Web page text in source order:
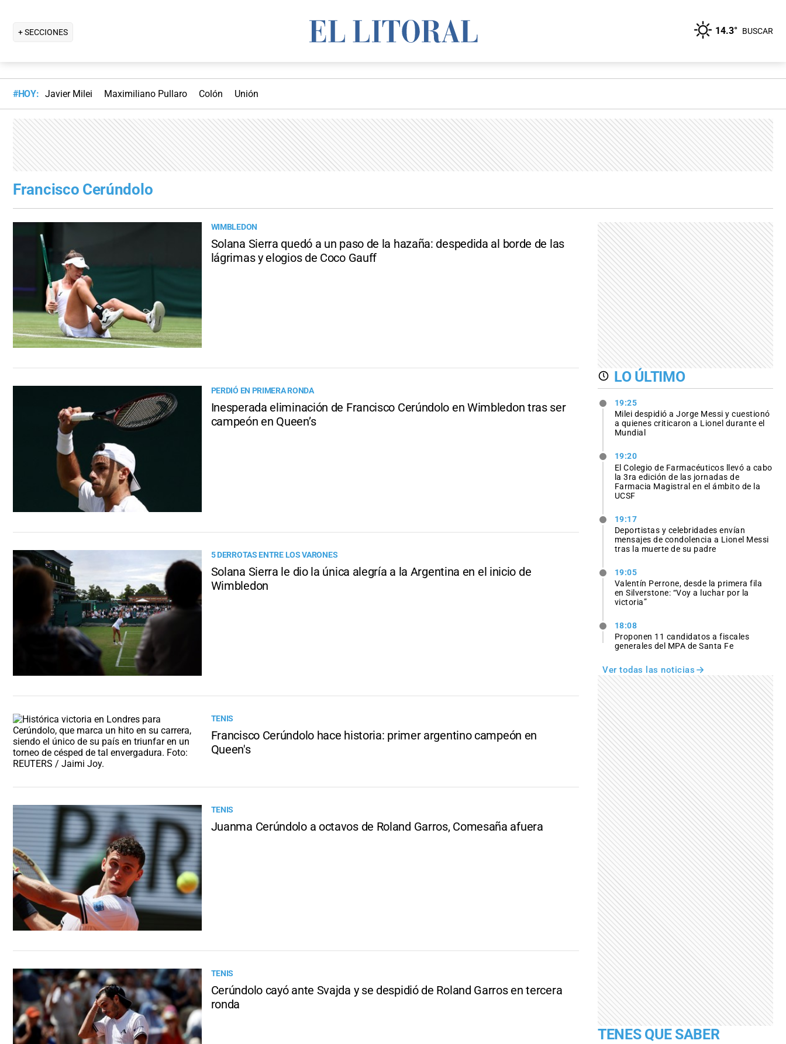
+ SECCIONES 14.3° BUSCAR
#HOY: Javier Milei Maximiliano Pullaro Colón Unión
Francisco Cerúndolo
WIMBLEDON
Solana Sierra quedó a un paso de la hazaña: despedida al borde de las
lágrimas y elogios de Coco Gauff
PERDIÓ EN PRIMERA RONDA
Inesperada eliminación de Francisco Cerúndolo en Wimbledon tras ser
campeón en Queen’s
5 DERROTAS ENTRE LOS VARONES
Solana Sierra le dio la única alegría a la Argentina en el inicio de
Wimbledon
TENIS
Francisco Cerúndolo hace historia: primer argentino campeón en
Queen's
TENIS
Juanma Cerúndolo a octavos de Roland Garros, Comesaña afuera
TENIS
Cerúndolo cayó ante Svajda y se despidió de Roland Garros en tercera
ronda
LO ÚLTIMO
19:25
Milei despidió a Jorge Messi y cuestionó
a quienes criticaron a Lionel durante el
Mundial
19:20
El Colegio de Farmacéuticos llevó a cabo
la 3ra edición de las jornadas de
Farmacia Magistral en el ámbito de la
UCSF
19:17
Deportistas y celebridades envían
mensajes de condolencia a Lionel Messi
tras la muerte de su padre
19:05
Valentín Perrone, desde la primera fila
en Silverstone: “Voy a luchar por la
victoria”
18:08
Proponen 11 candidatos a fiscales
generales del MPA de Santa Fe
Ver todas las noticias
TENES QUE SABER